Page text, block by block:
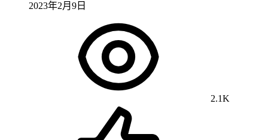
2023年2月9日
2.1K